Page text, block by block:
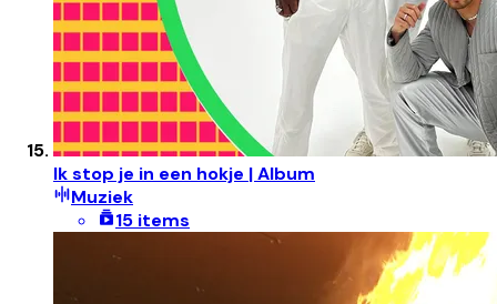
Ik stop je in een hokje | Album
Muziek
15 items